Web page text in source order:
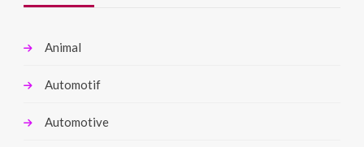
Animal
Automotif
Automotive